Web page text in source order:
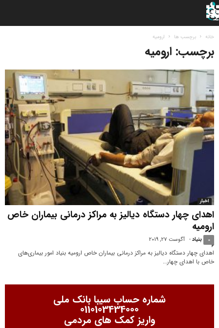
خانه برچسب ها ارومیه
برچسب: ارومیه
اخبار
اهدای چهار دستگاه دیالیز به مراکز درمانی بیماران خاص
ارومیه
بنیاد- آگوست 27, 2019 0
اهدای چهار دستگاه دیالیز به مراکز درمانی بیماران خاص ارومیه بنیاد امور بیماری‌های
خاص با اهدای چهار...
شماره حساب سیبا بانک ملی
0110103434000
واریز کمک های مردمی